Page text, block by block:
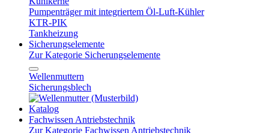
Pumpenträger mit integriertem Öl-Luft-Kühler
KTR-PIK
Tankheizung
Sicherungselemente
Zur Kategorie Sicherungselemente
Wellenmuttern
Sicherungsblech
Katalog
Fachwissen Antriebstechnik
Zur Kategorie Fachwissen Antriebstechnik